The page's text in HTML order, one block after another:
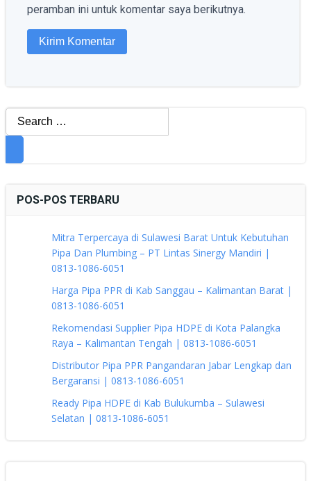
peramban ini untuk komentar saya berikutnya.
Search
POS-POS TERBARU
Mitra Terpercaya di Sulawesi Barat Untuk Kebutuhan
Pipa Dan Plumbing – PT Lintas Sinergy Mandiri |
0813-1086-6051
Harga Pipa PPR di Kab Sanggau – Kalimantan Barat |
0813-1086-6051
Rekomendasi Supplier Pipa HDPE di Kota Palangka
Raya – Kalimantan Tengah | 0813-1086-6051
Distributor Pipa PPR Pangandaran Jabar Lengkap dan
Bergaransi | 0813-1086-6051
Ready Pipa HDPE di Kab Bulukumba – Sulawesi
Selatan | 0813-1086-6051